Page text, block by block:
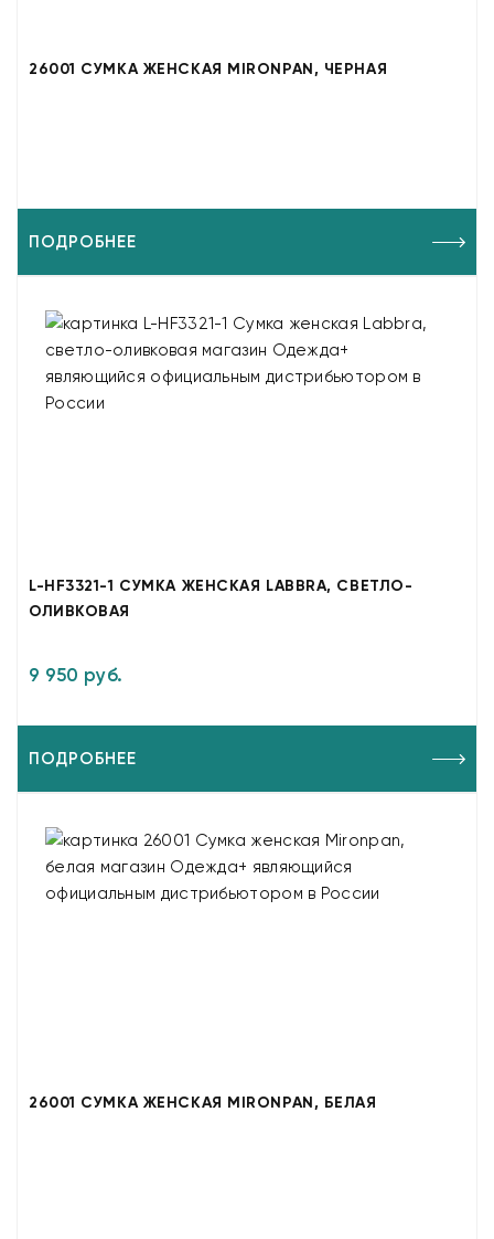
26001 СУМКА ЖЕНСКАЯ MIRONPAN, ЧЕРНАЯ
ПОДРОБНЕЕ
L-HF3321-1 СУМКА ЖЕНСКАЯ LABBRA, СВЕТЛО-
ОЛИВКОВАЯ
9 950 руб.
ПОДРОБНЕЕ
26001 СУМКА ЖЕНСКАЯ MIRONPAN, БЕЛАЯ